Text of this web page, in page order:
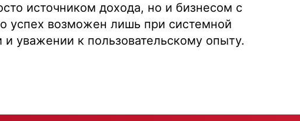
источником дохода, но и бизнесом с
успех возможен лишь при системной
уважении к пользовательскому опыту.